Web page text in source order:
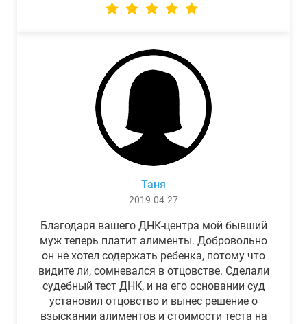
Таня
2019-04-27
Благодаря вашего ДНК-центра мой бывший
муж теперь платит алименты. Добровольно
он не хотел содержать ребенка, потому что
видите ли, сомневался в отцовстве. Сделали
судебный тест ДНК, и на его основании суд
установил отцовство и вынес решение о
взыскании алиментов и стоимости теста на